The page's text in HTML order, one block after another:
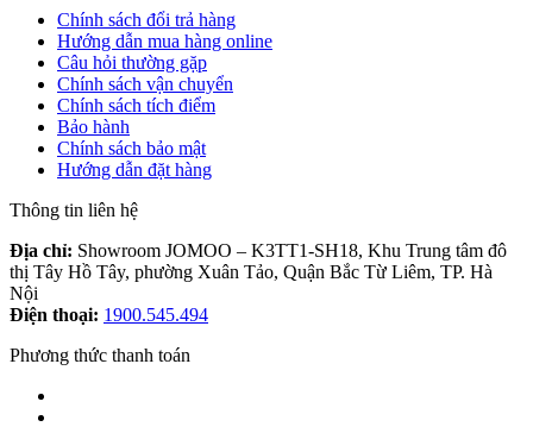
Chính sách đổi trả hàng
Hướng dẫn mua hàng online
Câu hỏi thường gặp
Chính sách vận chuyển
Chính sách tích điểm
Bảo hành
Chính sách bảo mật
Hướng dẫn đặt hàng
Thông tin liên hệ
Địa chỉ: Showroom JOMOO – K3TT1-SH18, Khu Trung tâm đô
thị Tây Hồ Tây, phường Xuân Tảo, Quận Bắc Từ Liêm, TP. Hà
Nội
Điện thoại: 1900.545.494
Phương thức thanh toán